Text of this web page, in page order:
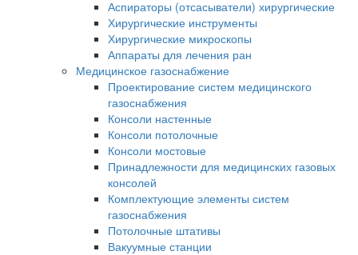
Аспираторы (отсасыватели) хирургические
Хирургические инструменты
Хирургические микроскопы
Аппараты для лечения ран
Медицинское газоснабжение
Проектирование систем медицинского
газоснабжения
Консоли настенные
Консоли потолочные
Консоли мостовые
Принадлежности для медицинских газовых
консолей
Комплектующие элементы систем
газоснабжения
Потолочные штативы
Вакуумные станции